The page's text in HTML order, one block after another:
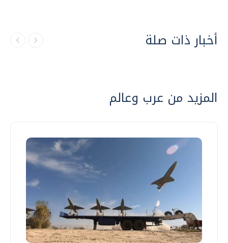
أخبار ذات صلة
المزيد من عرب وعالم